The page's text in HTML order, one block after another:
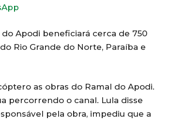
do Apodi beneficiará cerca de 750
Rio Grande do Norte, Paraíba e
as obras do Ramal do Apodi.
percorrendo o canal. Lula disse
pela obra, impediu que a